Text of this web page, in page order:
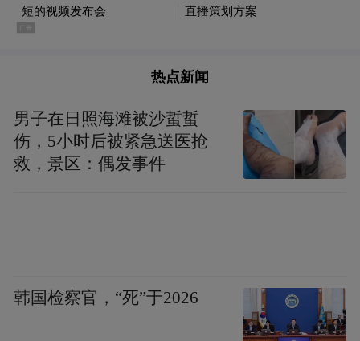
今夏东子除了进行严格的身材管理外，和湖
人的续约事宜也在同步进行。
因被独行侠交易走，东子今夏没法拿到5年
3.45亿这类超级顶薪合同，且到了8月3日
起，他才能与湖人进行提前续约。
续约的类型分两种：一是签下一份4年2.29亿
热点新闻
男子在日照海滩被沙蜇蜇
伤，5小时后被紧急送医抢
救，景区：偶发事件
韩国检察官，“死”于2026